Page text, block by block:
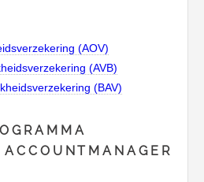
(AOV)
(AVB)
(BAV)